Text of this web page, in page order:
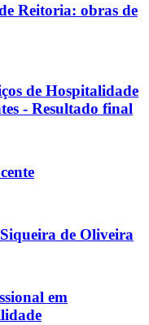
Reitoria: obras de
de Hospitalidade
- Resultado final
de Oliveira
em